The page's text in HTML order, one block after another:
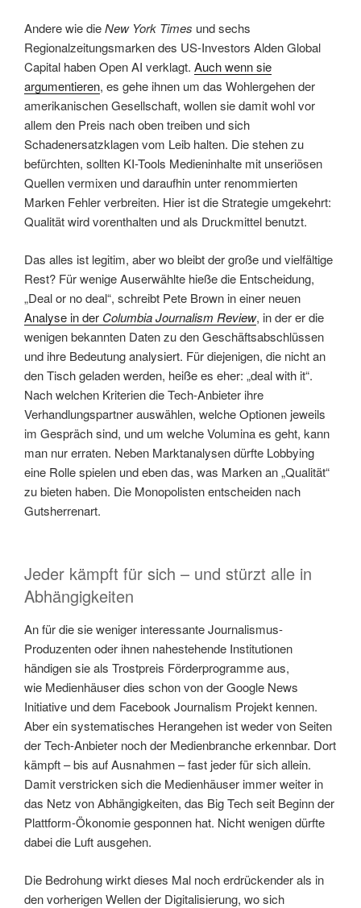
Andere wie dieNew York Times und sechs
Regionalzeitungsmarken des US-Investors Alden Global
Capital haben Open AI verklagt. Auch wenn sie
argumentieren, es gehe ihnen um das Wohlergehen der
amerikanischen Gesellschaft, wollen sie damit wohl vor
allem den Preis nach oben treiben und sich
Schadenersatzklagen vom Leib halten. Die stehen zu
befürchten, sollten KI-Tools Medieninhalte mit unseriösen
Quellen vermixen und daraufhin unter renommierten
Marken Fehler verbreiten. Hier ist die Strategie umgekehrt:
Qualität wird vorenthalten und als Druckmittel benutzt.
Das alles ist legitim, aber wo bleibt der große und vielfältige
Rest? Für wenige Auserwählte hieße die Entscheidung,
„Deal or no deal“, schreibt Pete Brown in einer neuen
Analyse in der Columbia Journalism Review, in der er die
wenigen bekannten Daten zu den Geschäftsabschlüssen
und ihre Bedeutung analysiert. Für diejenigen, die nicht an
den Tisch geladen werden, heiße es eher: „deal with it“.
Nach welchen Kriterien die Tech-Anbieter ihre
Verhandlungspartner auswählen, welche Optionen jeweils
im Gespräch sind, und um welche Volumina es geht, kann
man nur erraten. Neben Marktanalysen dürfte Lobbying
eine Rolle spielen und eben das, was Marken an „Qualität“
zu bieten haben. Die Monopolisten entscheiden nach
Gutsherrenart.
Jeder kämpft für sich – und stürzt alle in
Abhängigkeiten
An für die sie weniger interessante Journalismus-
Produzenten oder ihnen nahestehende Institutionen
händigen sie als Trostpreis Förderprogramme aus,
wie Medienhäuser dies schon von der Google News
Initiative und dem Facebook Journalism Projekt kennen.
Aber ein systematisches Herangehen ist weder von Seiten
der Tech-Anbieter noch der Medienbranche erkennbar. Dort
kämpft – bis auf Ausnahmen – fast jeder für sich allein.
Damit verstricken sich die Medienhäuser immer weiter in
das Netz von Abhängigkeiten, das Big Tech seit Beginn der
Plattform-Ökonomie gesponnen hat. Nicht wenigen dürfte
dabei die Luft ausgehen.
Die Bedrohung wirkt dieses Mal noch erdrückender als in
den vorherigen Wellen der Digitalisierung, wo sich